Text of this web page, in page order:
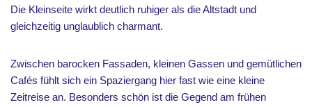
Die Kleinseite wirkt deutlich ruhiger als die Altstadt und
gleichzeitig unglaublich charmant.
Zwischen barocken Fassaden, kleinen Gassen und gemütlichen
Cafés fühlt sich ein Spaziergang hier fast wie eine kleine
Zeitreise an. Besonders schön ist die Gegend am frühen